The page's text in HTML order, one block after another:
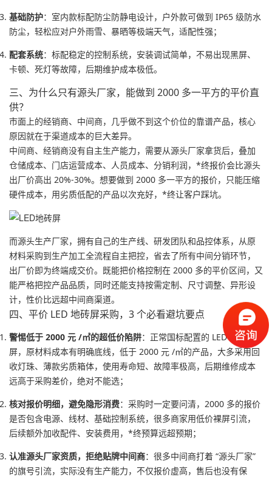
基础防护：室内款标配防尘防静电设计，户外款可做到 IP65 级防水
防尘，轻松应对户外雨雪、暴晒等极端天气，适配性强；
配套系统：标配稳定的控制系统，安装调试简单，不易出现黑屏、
卡顿、死灯等故障，后期维护成本极低。
三、为什么只有源头厂家，能做到 2000 多一平方的平价直
供？
市面上的经销商、中间商，几乎做不到这个价位的靠谱产品，核心
原因就在于渠道成本的巨大差异。
中间商、经销商没有自主生产能力，需要从源头厂家拿货后，叠加
仓储成本、门店运营成本、人员成本、分销利润，*终报价会比源头
出厂价高出 20%-30%。想要做到 2000 多一平方的报价，只能压缩
硬件成本，用劣质低配的产品以次充好，*终让客户踩坑。
而源头生产厂家，拥有自己的生产线、研发团队和品控体系，从原
材料采购到生产加工全流程自主把控，省去了所有中间分销环节，
出厂价即为终端成交价。既能把价格控制在 2000 多的平价区间，又
能严格把控产品品质，同时还能支持按需定制、尺寸调整、异形设
计，性价比远超中间商渠道。
四、平价 LED 地砖屏采购，3 个必看避坑要点
警惕低于 2000 元 /㎡的超低价陷阱：正常国标配置的 LED 地砖
屏，原材料成本有明确底线，低于 2000 元 /㎡的产品，大多采用回
收灯珠、薄款劣质箱体，使用寿命短、故障率极高，后期维修成本
远高于采购差价，绝对不能选；
核对报价明细，避免隐形消费：采购时一定要问清，2000 多的报价
是否包含电源、线材、基础控制系统，很多商家用低价裸屏引流，
后续额外加收配件、安装费用，*终预算远超预期；
认准源头厂家资质，拒绝贴牌中间商：很多中间商打着 “源头厂家”
的旗号引流，实际没有生产能力，不仅报价虚高，售后也没有保